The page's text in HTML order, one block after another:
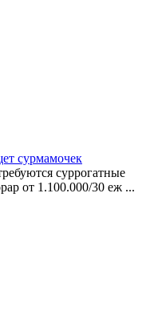
сурмамочек
суррогатные
от 1.100.000/30 еж ...